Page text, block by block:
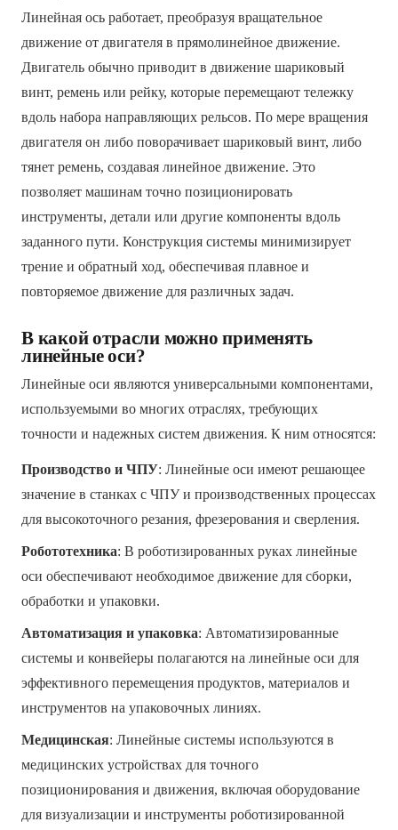
Линейная ось работает, преобразуя вращательное
движение от двигателя в прямолинейное движение.
Двигатель обычно приводит в движение шариковый
винт, ремень или рейку, которые перемещают тележку
вдоль набора направляющих рельсов. По мере вращения
двигателя он либо поворачивает шариковый винт, либо
тянет ремень, создавая линейное движение. Это
позволяет машинам точно позиционировать
инструменты, детали или другие компоненты вдоль
заданного пути. Конструкция системы минимизирует
трение и обратный ход, обеспечивая плавное и
повторяемое движение для различных задач.
В какой отрасли можно применять
линейные оси?
Линейные оси являются универсальными компонентами,
используемыми во многих отраслях, требующих
точности и надежных систем движения. К ним относятся:
Производство и ЧПУ: Линейные оси имеют решающее
значение в станках с ЧПУ и производственных процессах
для высокоточного резания, фрезерования и сверления.
Робототехника: В роботизированных руках линейные
оси обеспечивают необходимое движение для сборки,
обработки и упаковки.
Автоматизация и упаковка: Автоматизированные
системы и конвейеры полагаются на линейные оси для
эффективного перемещения продуктов, материалов и
инструментов на упаковочных линиях.
Медицинская: Линейные системы используются в
медицинских устройствах для точного
позиционирования и движения, включая оборудование
для визуализации и инструменты роботизированной